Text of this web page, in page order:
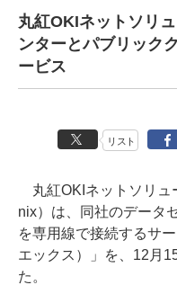
丸紅OKIネットソリ
ンターとパブリック
ービス
リスト
丸紅OKIネットソリュ
nix）は、同社のデータ
を専用線で接続するサ
エックス）」を、12月
た。